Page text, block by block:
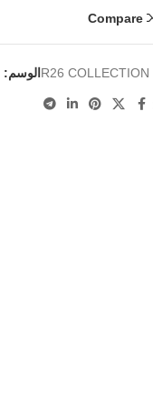
Compare
R26 COLLECTION الوسم: